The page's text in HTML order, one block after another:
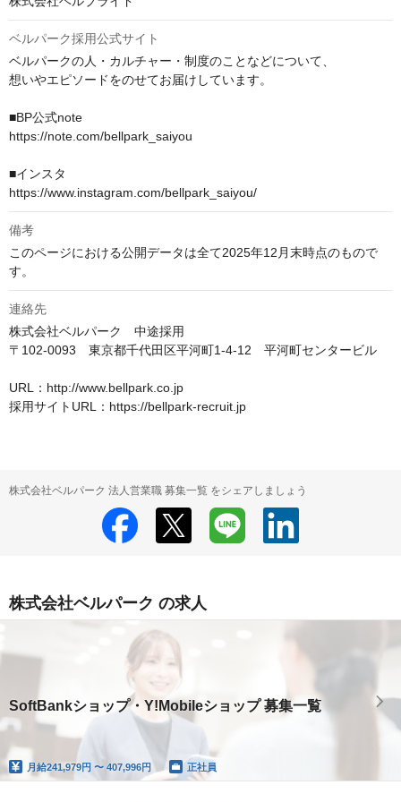
ベルパーク採用公式サイト
ベルパークの人・カルチャー・制度のことなどについて、
想いやエピソードをのせてお届けしています。
■BP公式note
https://note.com/bellpark_saiyou
■インスタ
備考
このページにおける公開データは全て2025年12月末時点のもので
す。
連絡先
株式会社ベルパーク　中途採用
〒102-0093　東京都千代田区平河町1-4-12　平河町センタービル
URL：http://www.bellpark.co.jp
採用サイトURL：https://bellpark-recruit.jp
株式会社ベルパーク 法人営業職 募集一覧 をシェアしましょう
株式会社ベルパーク の求人
SoftBankショップ・Y!Mobileショップ 募集一覧
月給241,979円 〜 407,996円 正社員